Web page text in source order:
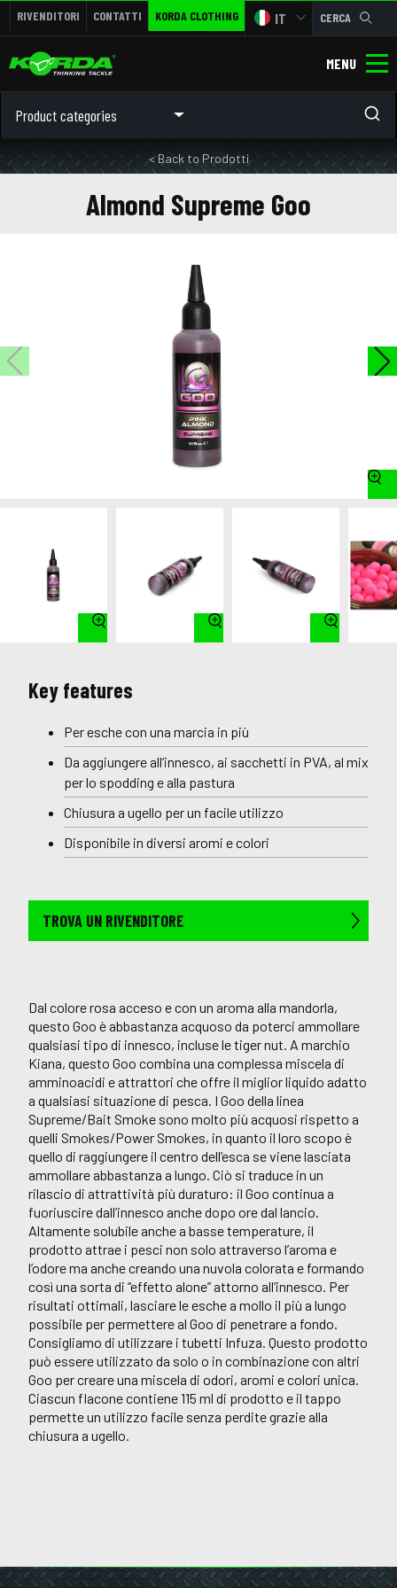
RIVENDITORI CONTATTI KORDA CLOTHING IT CERCA
MENU
Product categories
< Back to Prodotti
Almond Supreme Goo
Key features
Per esche con una marcia in più
Da aggiungere all’innesco, ai sacchetti in PVA, al mix
per lo spodding e alla pastura
Chiusura a ugello per un facile utilizzo
Disponibile in diversi aromi e colori
TROVA UN RIVENDITORE
Dal colore rosa acceso e con un aroma alla mandorla,
questo Goo è abbastanza acquoso da poterci ammollare
qualsiasi tipo di innesco, incluse le tiger nut. A marchio
Kiana, questo Goo combina una complessa miscela di
amminoacidi e attrattori che offre il miglior liquido adatto
a qualsiasi situazione di pesca. I Goo della linea
Supreme/Bait Smoke sono molto più acquosi rispetto a
quelli Smokes/Power Smokes, in quanto il loro scopo è
quello di raggiungere il centro dell’esca se viene lasciata
ammollare abbastanza a lungo. Ciò si traduce in un
rilascio di attrattività più duraturo: il Goo continua a
fuoriuscire dall’innesco anche dopo ore dal lancio.
Altamente solubile anche a basse temperature, il
prodotto attrae i pesci non solo attraverso l’aroma e
l’odore ma anche creando una nuvola colorata e formando
così una sorta di “effetto alone” attorno all’innesco. Per
risultati ottimali, lasciare le esche a mollo il più a lungo
possibile per permettere al Goo di penetrare a fondo.
Consigliamo di utilizzare i tubetti Infuza. Questo prodotto
può essere utilizzato da solo o in combinazione con altri
Goo per creare una miscela di odori, aromi e colori unica.
Ciascun flacone contiene 115 ml di prodotto e il tappo
permette un utilizzo facile senza perdite grazie alla
chiusura a ugello.